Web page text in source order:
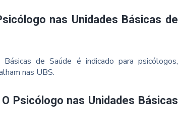
nas Unidades Básicas de
de Saúde é indicado para psicólogos,
nas UBS.
Psicólogo nas Unidades Básicas